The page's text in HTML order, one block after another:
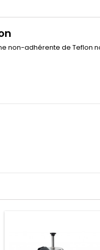
non-adhérente de Teflon